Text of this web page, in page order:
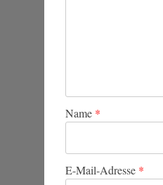
Name *
E-Mail-Adresse *